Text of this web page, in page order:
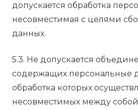
допускается обработка
несовместимая с целями
данных.
5.3. Не допускается
содержащих персональные
обработка которых
несовместимых между